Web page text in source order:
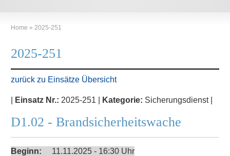
Home » 2025-251
2025-251
zurück zu Einsätze Übersicht
Einsatz Nr.: 2025-251 | Kategorie: Sicherungsdienst |
D1.02 - Brandsicherheitswache
Beginn:
11.11.2025 - 16:30 Uhr